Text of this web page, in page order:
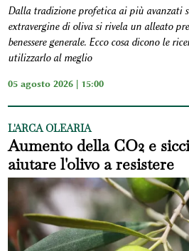
Dalla tradizione profetica ai più avanzati
extravergine di oliva si rivela un alleato
benessere generale. Ecco cosa dicono le
utilizzarlo al meglio
05 agosto 2026 | 15:00
L'ARCA OLEARIA
Aumento della CO2 e
aiutare l'olivo a resistere